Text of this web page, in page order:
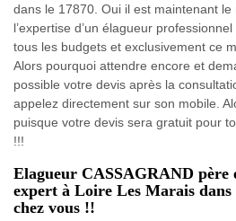
dans le 17870. Oui il est maintenant
l’expertise d’un élagueur
tous les budgets et exclusivement ce
Alors pourquoi attendre encore et
possible votre devis après la
appelez directement sur son mobile.
puisque votre devis sera gratuit pour
!!!
Elagueur CASSAGRAND père
expert à Loire Les Marais dans
chez vous !!